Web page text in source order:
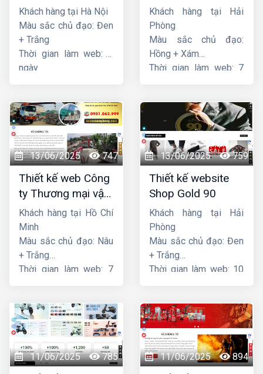
Thương mại Five-
Star
Khách hàng tại Hà Nội
Màu sắc chủ đạo: Đen
+ Trắng
Thời gian làm web: 7
ngày
dịch vụ hàng hải
Sen
Khách hàng tại Hải
Phòng
Màu sắc chủ đạo:
Hồng + Xám
Thời gian làm web: 7
13/06/2025 747
Thiết kế web Công
ty Thương mại vận
tải Song Bằng
Khách hàng tại Hồ Chí
Minh
Màu sắc chủ đạo: Nâu
+ Trắng
Thời gian làm web: 7
13/06/2025 759
Thiết kế website
Shop Gold 90
Khách hàng tại Hải
Phòng
Màu sắc chủ đạo: Đen
+ Trắng
Thời gian làm web: 10
11/06/2025 785 11/06/2025 894